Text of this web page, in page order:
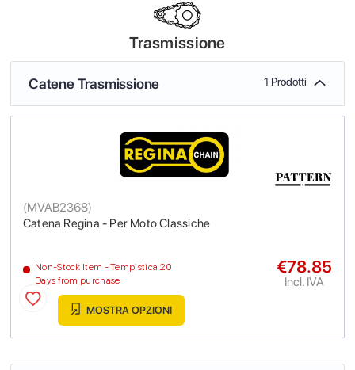
Trasmissione
Catene Trasmissione 1 Prodotti
Catena Regina - Per Moto Classiche
(MVAB2368)
Non-Stock Item - Tempistica 20
Days from purchase
€78.85
Incl. IVA
MOSTRA OPZIONI